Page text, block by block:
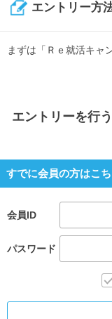
エントリー方
まずは「Ｒｅ就活キャ
エントリーを行
すでに会員の方はこ
会員ID
パスワード